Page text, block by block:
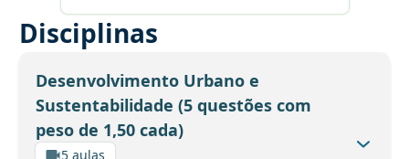
Disciplinas
Desenvolvimento Urbano e
Sustentabilidade (5 questões com
peso de 1,50 cada)
5 aulas